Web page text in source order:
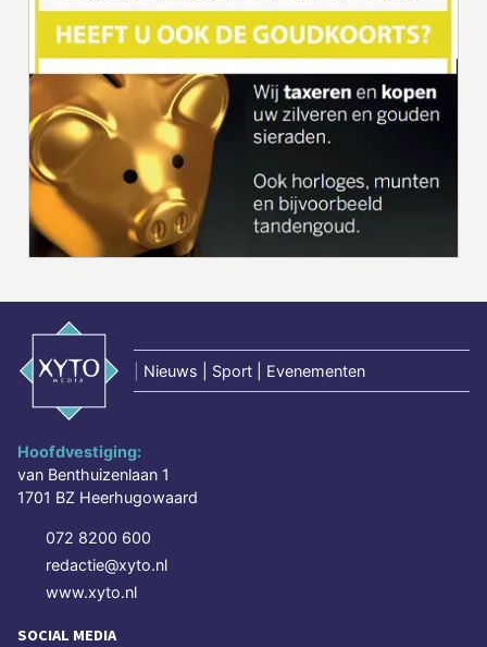
Nieuws | Sport | Evenementen
Hoofdvestiging:
van Benthuizenlaan 1
1701 BZ Heerhugowaard
072 8200 600
redactie@xyto.nl
www.xyto.nl
SOCIAL MEDIA